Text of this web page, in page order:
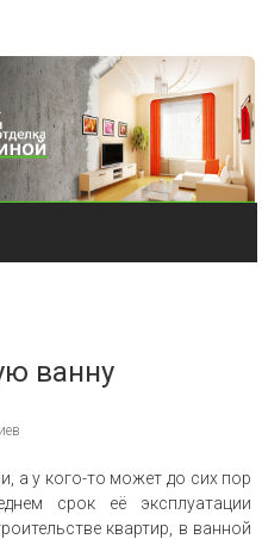
ванну
а у кого-то может до сих пор
срок её эксплуатации
квартир, в ванной